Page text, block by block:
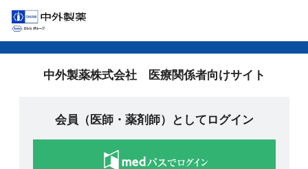
中外製薬株式会社 医療関係者向けサイト
会員（医師・薬剤師）としてログイン